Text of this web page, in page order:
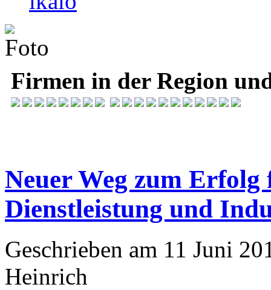
Firmen in der Region
Neuer Weg zum
Dienstleistung und
Geschrieben am 11 Juni
Heinrich